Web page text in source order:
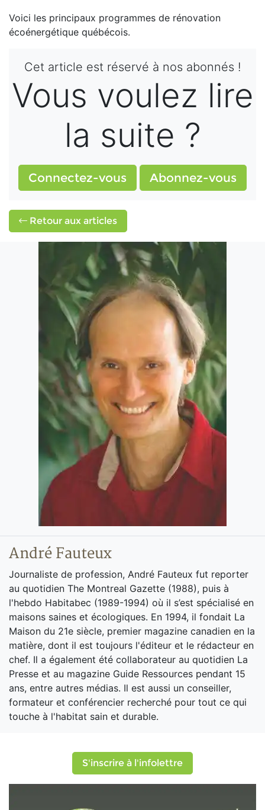
Voici les principaux programmes de rénovation
écoénergétique québécois.
Cet article est réservé à nos abonnés !
Vous voulez lire
la suite ?
Connectez-vous Abonnez-vous
Retour aux articles
André Fauteux
Journaliste de profession, André Fauteux fut reporter
au quotidien The Montreal Gazette (1988), puis à
l'hebdo Habitabec (1989-1994) où il s’est spécialisé en
maisons saines et écologiques. En 1994, il fondait La
Maison du 21e siècle, premier magazine canadien en la
matière, dont il est toujours l'éditeur et le rédacteur en
chef. Il a également été collaborateur au quotidien La
Presse et au magazine Guide Ressources pendant 15
ans, entre autres médias. Il est aussi un conseiller,
formateur et conférencier recherché pour tout ce qui
touche à l'habitat sain et durable.
S'inscrire à l'infolettre